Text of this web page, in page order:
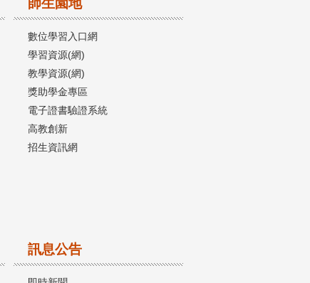
師生園地
數位學習入口網
學習資源(網)
教學資源(網)
獎助學金專區
電子證書驗證系統
高教創新
招生資訊網
訊息公告